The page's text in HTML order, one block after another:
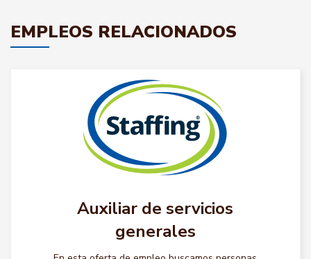
EMPLEOS RELACIONADOS
Auxiliar de servicios
generales